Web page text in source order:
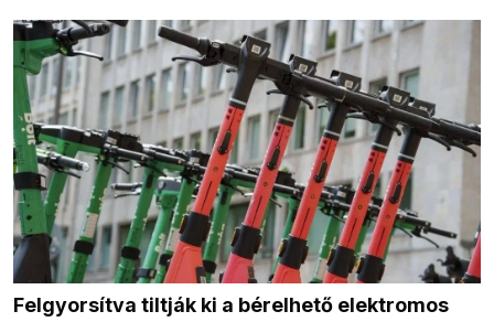
Felgyorsítva tiltják ki a bérelhető elektromos